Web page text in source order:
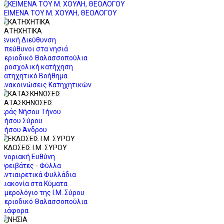
ΚΕΙΜΕΝΑ ΤΟΥ Μ. ΧΟΥΛΗ, ΘΕΟΛΟΓΟΥ
ΚΑΤΗΧΗΤΙΚΑ
Γενική Διεύθυνση
Υπεύθυνοι στα νησιά
Περιοδικό Θαλασσοπούλια
Προσχολική κατήχηση
Κατηχητικό Βοήθημα
Ανακοινώσεις Κατηχητικών
ΚΑΤΑΣΚΗΝΩΣΕΙΣ
Ιεράς Νήσου Τήνου
Νήσου Σύρου
Νήσου Άνδρου
ΕΚΔΟΣΕΙΣ Ι.Μ. ΣΥΡΟΥ
Ενοριακή Ευθύνη
Ορειβάτες - Φύλλα
Αντιαιρετικά Φυλλάδια
Διακονία στα Κύματα
Ημερολόγιο της Ι.Μ. Σύρου
Περιοδικό Θαλασσοπούλια
Διάφορα